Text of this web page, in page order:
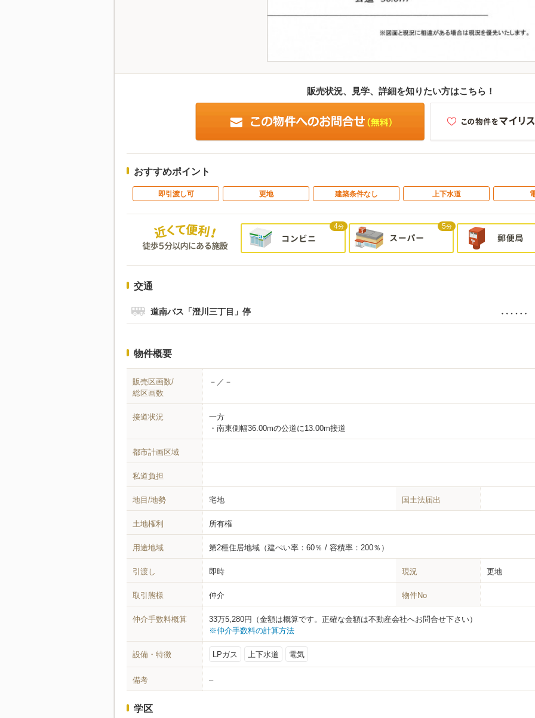
販売状況、見学、詳細を知りたい方はこちら！
おすすめポイント
即引渡し可 更地 建築条件なし 上下水道
4分 5分
交通
道南バス「澄川三丁目」停
物件概要
販売区画数/
総区画数
－／－
接道状況
一方
南東側幅36.00mの公道に13.00m接道
都市計画区域
私道負担
地目/地勢 宅地 国土法届出
土地権利 所有権
用途地域 第2種住居地域 （建ぺい率：60％ / 容積率：200％）
引渡し 即時 現況 更地
取引態様 仲介 物件No
仲介手数料概算
33万5,280円（金額は概算です。正確な金額は不動産会社へお問合せ下さい）
※仲介手数料の計算方法
設備・特徴 LPガス 上下水道 電気
備考 –
学区